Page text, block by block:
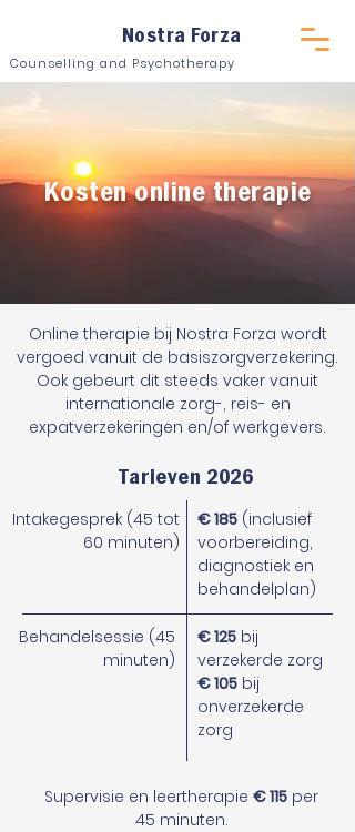
Nostra Forza
Counselling and Psychotherapy
Kosten online therapie
Online therapie bij Nostra Forza wordt
vergoed vanuit de basiszorgverzekering.
Ook gebeurt dit steeds vaker vanuit
internationale zorg-, reis- en
expatverzekeringen en/of werkgevers.
Tarieven 2026
Intakegesprek (45 tot
60 minuten)
€ 185 (inclusief
voorbereiding,
diagnostiek en
behandelplan)
Behandelsessie (45
minuten)
€ 125 bij
verzekerde zorg
€ 105 bij
onverzekerde
zorg
Supervisie en leertherapie € 115 per
45 minuten.